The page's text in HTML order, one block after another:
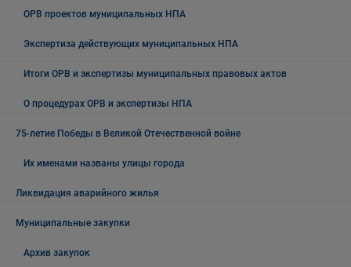
ОРВ проектов муниципальных НПА
Экспертиза действующих муниципальных НПА
Итоги ОРВ и экспертизы муниципальных правовых актов
О процедурах ОРВ и экспертизы НПА
75-летие Победы в Великой Отечественной войне
Их именами названы улицы города
Ликвидация аварийного жилья
Муниципальные закупки
Архив закупок